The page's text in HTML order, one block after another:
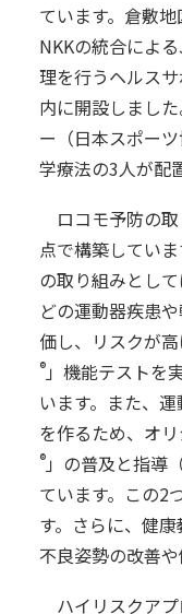
ています。倉敷
NKKの統合によ
理を行うヘルス
内に開設しまし
ー（日本スポー
学療法の3人が配
ロコモ予防の
点で構築してい
の取り組みとし
どの運動器疾患
価し、リスクが
®」機能テストを
います。また、
を作るため、オ
®」の普及と指導
ています。この2
す。さらに、健
不良姿勢の改善や
ハイリスクア